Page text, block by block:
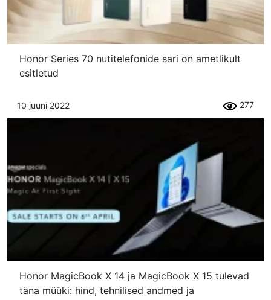
Honor Series 70 nutitelefonide sari on ametlikult
esitletud
10 juuni 2022 277
Honor MagicBook X 14 ja MagicBook X 15 tulevad
täna müüki: hind, tehnilised andmed ja